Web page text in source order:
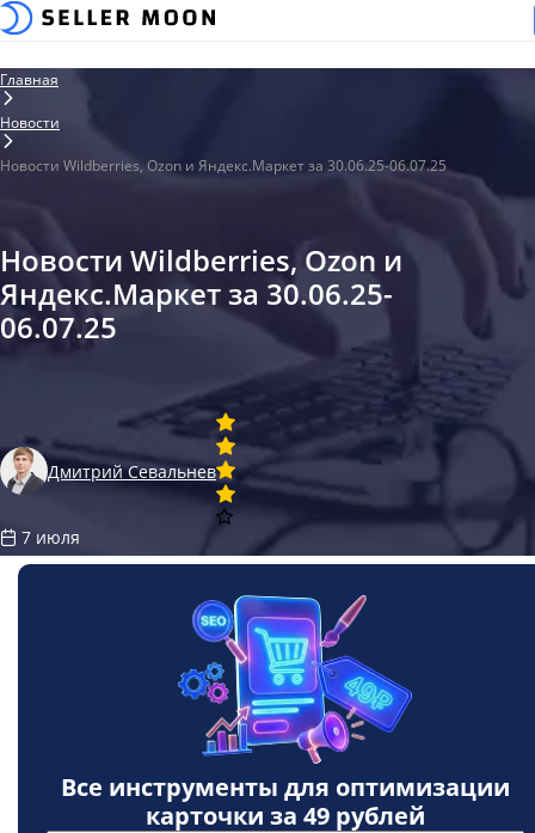
Главная
Новости
Новости Wildberries, Ozon и Яндекс.Маркет за 30.06.25-06.07.25
Новости Wildberries, Ozon и
Яндекс.Маркет за 30.06.25-
06.07.25
Дмитрий Севальнев
7 июля
Все инструменты для оптимизации
карточки за 49 рублей